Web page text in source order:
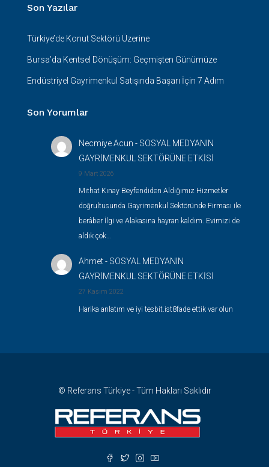
Son Yazılar
Türkiye’de Konut Sektörü Üzerine
Bursa’da Kentsel Dönüşüm: Geçmişten Günümüze
Endüstriyel Gayrimenkul Satışında Başarı İçin 7 Adım
Son Yorumlar
Necmiye Acun - SOSYAL MEDYANIN
GAYRİMENKUL SEKTÖRÜNE ETKİSİ
9 Mart 2026
Mithat Kınay Beyfendiden Aldığımız Hizmetler
doğrultusunda Gayrimenkul Sektöründe Firması ile
berâber İlgi ve Alakasına hayran kaldım. Evimizi de
aldık çok…
Ahmet- SOSYAL MEDYANIN
GAYRİMENKUL SEKTÖRÜNE ETKİSİ
27 Kasım 2022
Harika anlatım ve iyi tesbit.ist8fade ettik var olun
© Referans Türkiye - Tüm Hakları Saklıdır